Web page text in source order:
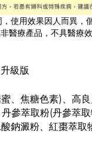
使用效果因人而異，
醫療產品，不具醫療效
級版
、焦糖色素)、高良
參萃取粉(丹參萃取
鈉澱粉、紅棗萃取
取粉(麥芽糊精、桂